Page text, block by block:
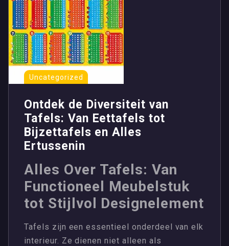
Uncategorized
Ontdek de Diversiteit van
Tafels: Van Eettafels tot
Bijzettafels en Alles
Ertussenin
Alles Over Tafels: Van
Functioneel Meubelstuk
tot Stijlvol Designelement
Tafels zijn een essentieel onderdeel van elk
interieur. Ze dienen niet alleen als